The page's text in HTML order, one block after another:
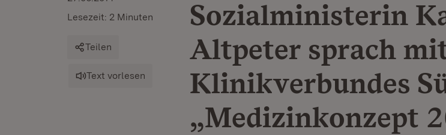
Sozialministerin
Altpeter sprach
Klinikverbundes
„Medizinkonzept
Lesezeit: 2 Minuten
Teilen
Text vorlesen